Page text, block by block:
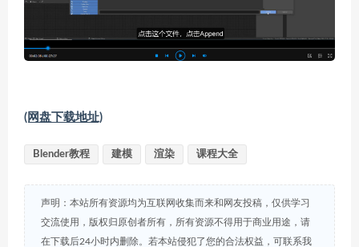
(网盘下载地址)
Blender教程 建模 渲染 课程大全
声明：本站所有资源均为互联网收集而来和网友投稿，仅供学习
交流使用，版权归原创者所有，所有资源不得用于商业用途，请
在下载后24小时内删除。若本站侵犯了您的合法权益，可联系我